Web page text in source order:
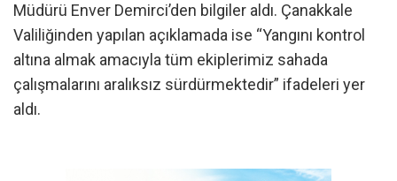
Müdürü Enver Demirci’den bilgiler aldı. Çanakkale
Valiliğinden yapılan açıklamada ise “Yangını kontrol
altına almak amacıyla tüm ekiplerimiz sahada
çalışmalarını aralıksız sürdürmektedir” ifadeleri yer
aldı.